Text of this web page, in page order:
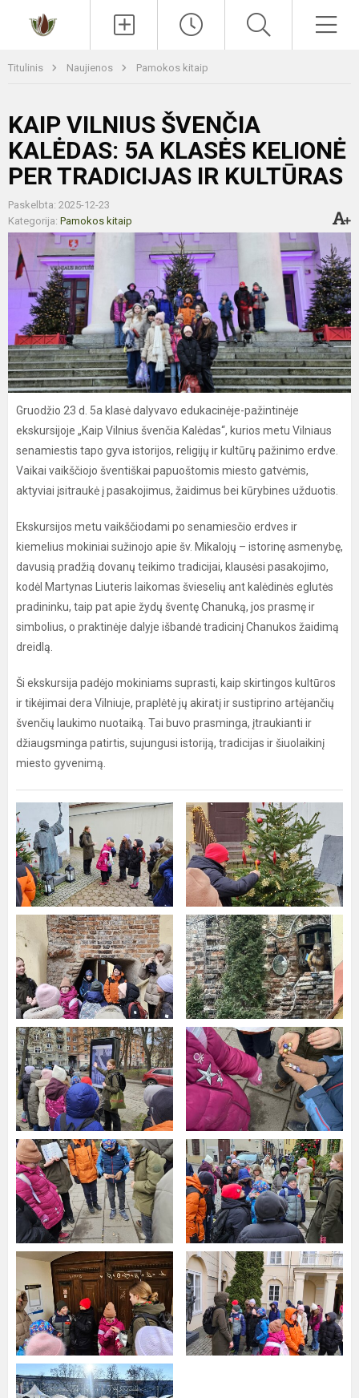
Titulinis Naujienos Pamokos kitaip
KAIP VILNIUS ŠVENČIA
KALĖDAS: 5A KLASĖS KELIONĖ
PER TRADICIJAS IR KULTŪRAS
Paskelbta: 2025-12-23
Kategorija: Pamokos kitaip
Gruodžio 23 d. 5a klasė dalyvavo edukacinėje-pažintinėje
ekskursijoje „Kaip Vilnius švenčia Kalėdas“, kurios metu Vilniaus
senamiestis tapo gyva istorijos, religijų ir kultūrų pažinimo erdve.
Vaikai vaikščiojo šventiškai papuoštomis miesto gatvėmis,
aktyviai įsitraukė į pasakojimus, žaidimus bei kūrybines užduotis.
Ekskursijos metu vaikščiodami po senamiesčio erdves ir
kiemelius mokiniai sužinojo apie šv. Mikalojų – istorinę asmenybę,
davusią pradžią dovanų teikimo tradicijai, klausėsi pasakojimo,
kodėl Martynas Liuteris laikomas švieselių ant kalėdinės eglutės
pradininku, taip pat apie žydų šventę Chanuką, jos prasmę ir
simbolius, o praktinėje dalyje išbandė tradicinį Chanukos žaidimą
dreidlą.
Ši ekskursija padėjo mokiniams suprasti, kaip skirtingos kultūros
ir tikėjimai dera Vilniuje, praplėtė jų akiratį ir sustiprino artėjančių
švenčių laukimo nuotaiką. Tai buvo prasminga, įtraukianti ir
džiaugsminga patirtis, sujungusi istoriją, tradicijas ir šiuolaikinį
miesto gyvenimą.